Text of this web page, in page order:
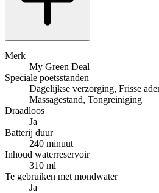
Merk
My Green Deal
Speciale poetsstanden
Dagelijkse verzorging, Frisse
Massagestand, Tongreiniging
Draadloos
Ja
Batterij duur
240 minuut
Inhoud waterreservoir
310 ml
Te gebruiken met mondwater
Ja